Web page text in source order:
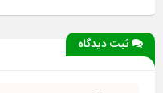
ثبت دیدگاه